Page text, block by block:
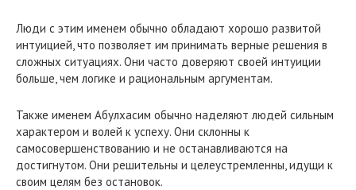
Люди с этим именем обычно обладают хорошо развитой
интуицией, что позволяет им принимать верные решения в
сложных ситуациях. Они часто доверяют своей интуиции
больше, чем логике и рациональным аргументам.
Также именем Абулхасим обычно наделяют людей сильным
характером и волей к успеху. Они склонны к
самосовершенствованию и не останавливаются на
достигнутом. Они решительны и целеустремленны, идущи к
своим целям без остановок.